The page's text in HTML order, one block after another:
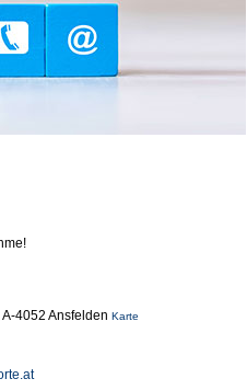
Ansfelden Karte